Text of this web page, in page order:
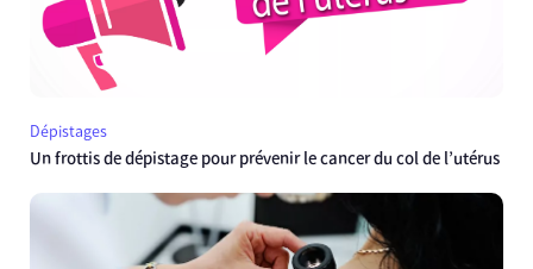
Dépistages
Un frottis de dépistage pour prévenir le cancer du col de l’utérus